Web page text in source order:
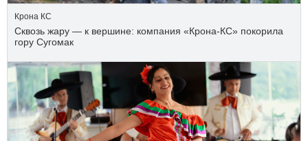
Крона КС
Сквозь жару — к вершине: компания «Крона‑КС» покорила
гору Сугомак